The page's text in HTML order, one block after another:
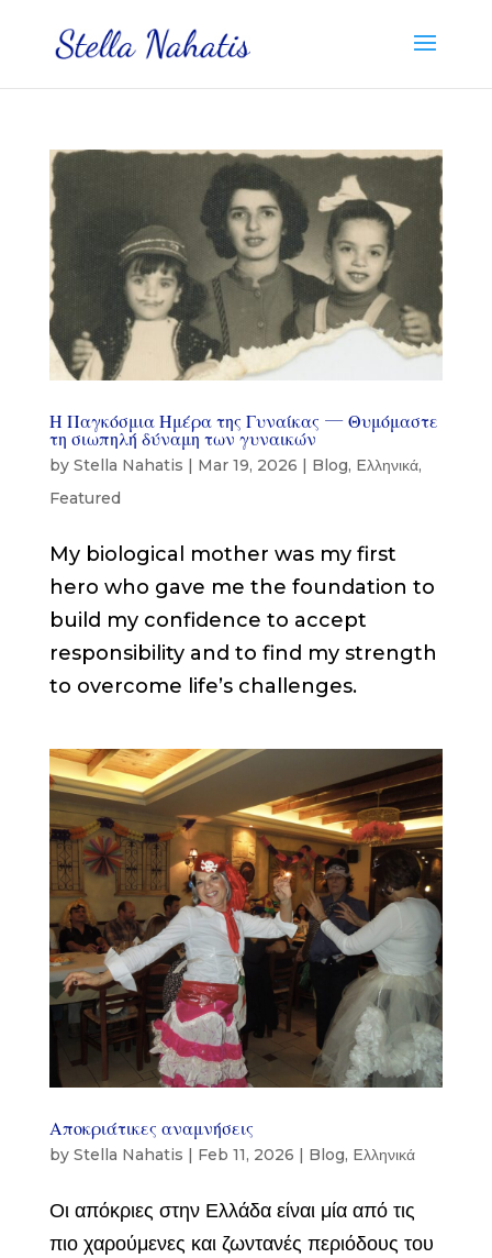
Η Παγκόσμια Ημέρα της Γυναίκας — Θυμόμαστε
τη σιωπηλή δύναμη των γυναικών
by Stella Nahatis | Mar 19, 2026 | Blog, Eλληνικά,
Featured
My biological mother was my first
hero who gave me the foundation to
build my confidence to accept
responsibility and to find my strength
to overcome life’s challenges.
Αποκριάτικες αναμνήσεις
by Stella Nahatis Feb 11, 2026 Blog, Eλληνικά
Οι απόκριες στην Ελλάδα είναι μία από τις
πιο χαρούμενες και ζωντανές περιόδους του